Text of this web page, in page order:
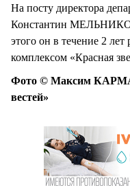
На посту директора
Константин
этого он в течение 2
комплексом «Красная
Фото © Максим
вестей»